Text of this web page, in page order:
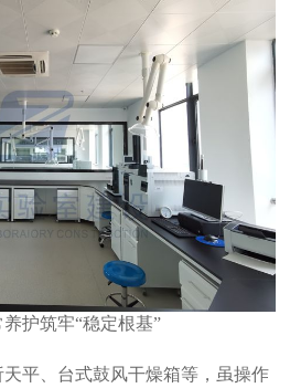
护筑牢“稳定根基”
、台式鼓风干燥箱等，虽操作